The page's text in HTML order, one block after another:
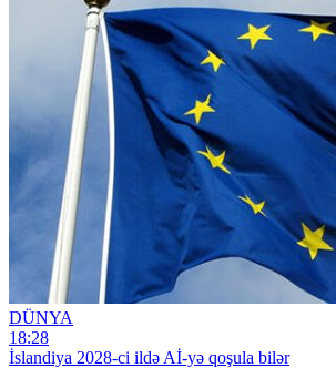
DÜNYA
18:28
İslandiya 2028-ci ildə Aİ-yə qoşula bilər